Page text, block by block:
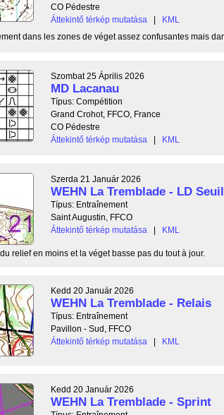
CO Pédestre
Áttekintő térkép mutatása
|
KML
dans les zones de véget assez confusantes mais
Szombat 25 Április 2026
MD Lacanau
Típus: Compétition
Grand Crohot, FFCO, France
CO Pédestre
Áttekintő térkép mutatása
| KML
Szerda 21 Január 2026
WEHN La Tremblade - LD Seuil
Típus: Entraînement
Saint Augustin, FFCO
Áttekintő térkép mutatása
| KML
relief en moins et la véget basse pas du tout à jour.
Kedd 20 Január 2026
WEHN La Tremblade - Relais
Típus: Entraînement
Pavillon - Sud, FFCO
Áttekintő térkép mutatása
| KML
Kedd 20 Január 2026
WEHN La Tremblade - Sprint